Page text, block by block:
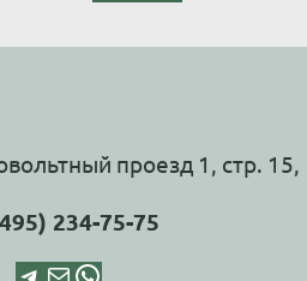
проезд 1, стр. 15,
234-75-75